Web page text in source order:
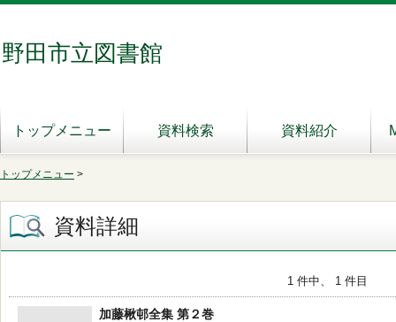
野田市立図書館
トップメニュー 資料検索 資料紹介
トップメニュー >
資料詳細
1 件中、 1 件目
加藤楸邨全集 第２巻